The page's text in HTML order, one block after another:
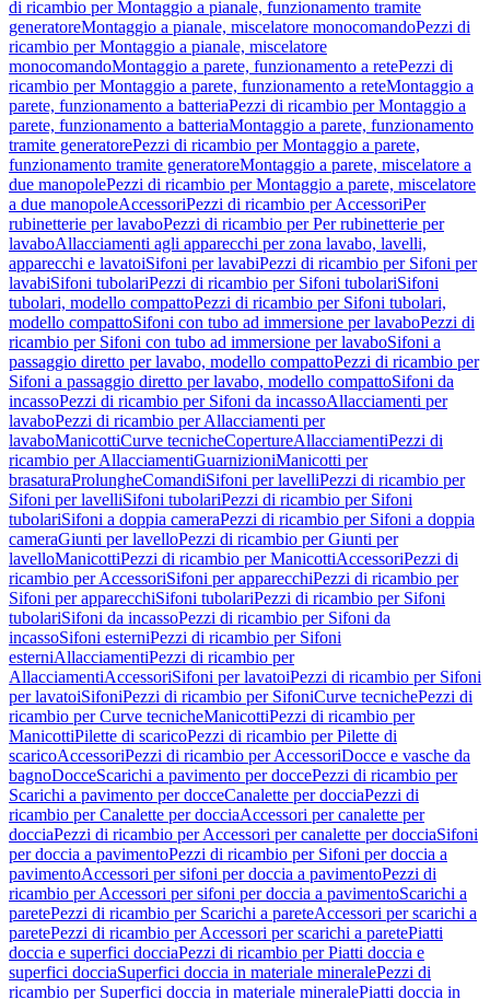
di ricambio per Montaggio a pianale, funzionamento tramite
generatoreMontaggio a pianale, miscelatore monocomandoPezzi di
ricambio per Montaggio a pianale, miscelatore
monocomandoMontaggio a parete, funzionamento a retePezzi di
ricambio per Montaggio a parete, funzionamento a reteMontaggio a
parete, funzionamento a batteriaPezzi di ricambio per Montaggio a
parete, funzionamento a batteriaMontaggio a parete, funzionamento
tramite generatorePezzi di ricambio per Montaggio a parete,
funzionamento tramite generatoreMontaggio a parete, miscelatore a
due manopolePezzi di ricambio per Montaggio a parete, miscelatore
a due manopoleAccessoriPezzi di ricambio per AccessoriPer
rubinetterie per lavaboPezzi di ricambio per Per rubinetterie per
lavaboAllacciamenti agli apparecchi per zona lavabo, lavelli,
apparecchi e lavatoiSifoni per lavabiPezzi di ricambio per Sifoni per
lavabiSifoni tubolariPezzi di ricambio per Sifoni tubolariSifoni
tubolari, modello compattoPezzi di ricambio per Sifoni tubolari,
modello compattoSifoni con tubo ad immersione per lavaboPezzi di
ricambio per Sifoni con tubo ad immersione per lavaboSifoni a
passaggio diretto per lavabo, modello compattoPezzi di ricambio per
Sifoni a passaggio diretto per lavabo, modello compattoSifoni da
incassoPezzi di ricambio per Sifoni da incassoAllacciamenti per
lavaboPezzi di ricambio per Allacciamenti per
lavaboManicottiCurve tecnicheCopertureAllacciamentiPezzi di
ricambio per AllacciamentiGuarnizioniManicotti per
brasaturaProlungheComandiSifoni per lavelliPezzi di ricambio per
Sifoni per lavelliSifoni tubolariPezzi di ricambio per Sifoni
tubolariSifoni a doppia cameraPezzi di ricambio per Sifoni a doppia
cameraGiunti per lavelloPezzi di ricambio per Giunti per
lavelloManicottiPezzi di ricambio per ManicottiAccessoriPezzi di
ricambio per AccessoriSifoni per apparecchiPezzi di ricambio per
Sifoni per apparecchiSifoni tubolariPezzi di ricambio per Sifoni
tubolariSifoni da incassoPezzi di ricambio per Sifoni da
incassoSifoni esterniPezzi di ricambio per Sifoni
esterniAllacciamentiPezzi di ricambio per
AllacciamentiAccessoriSifoni per lavatoiPezzi di ricambio per Sifoni
per lavatoiSifoniPezzi di ricambio per SifoniCurve tecnichePezzi di
ricambio per Curve tecnicheManicottiPezzi di ricambio per
ManicottiPilette di scaricoPezzi di ricambio per Pilette di
scaricoAccessoriPezzi di ricambio per AccessoriDocce e vasche da
bagnoDocceScarichi a pavimento per doccePezzi di ricambio per
Scarichi a pavimento per docceCanalette per docciaPezzi di
ricambio per Canalette per docciaAccessori per canalette per
docciaPezzi di ricambio per Accessori per canalette per docciaSifoni
per doccia a pavimentoPezzi di ricambio per Sifoni per doccia a
pavimentoAccessori per sifoni per doccia a pavimentoPezzi di
ricambio per Accessori per sifoni per doccia a pavimentoScarichi a
paretePezzi di ricambio per Scarichi a pareteAccessori per scarichi a
paretePezzi di ricambio per Accessori per scarichi a paretePiatti
doccia e superfici docciaPezzi di ricambio per Piatti doccia e
superfici docciaSuperfici doccia in materiale mineralePezzi di
ricambio per Superfici doccia in materiale mineralePiatti doccia in